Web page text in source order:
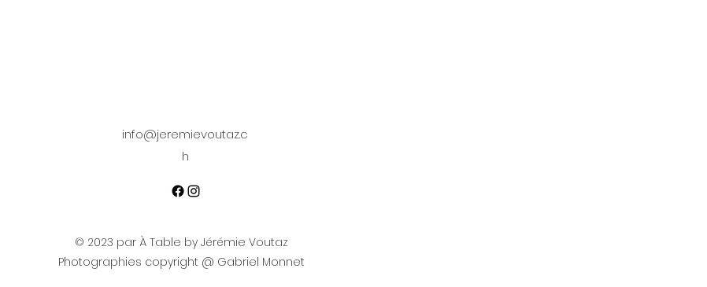
info@jeremievoutaz.c
h
© 2023 par À Table by Jérémie Voutaz
Photographies copyright @ Gabriel Monnet